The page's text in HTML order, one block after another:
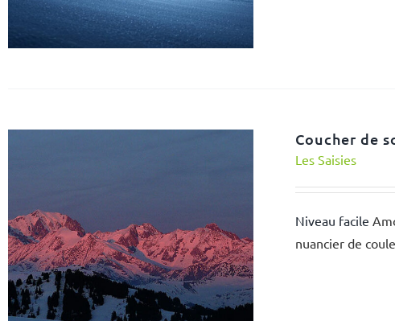
Coucher de
Les Saisies
Niveau facile
nuancier de